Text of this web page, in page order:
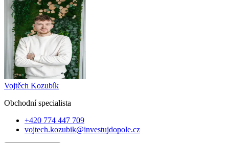
Vojtěch Kozubík
Obchodní specialista
+420 774 447 709
vojtech.kozubik@investujdopole.cz